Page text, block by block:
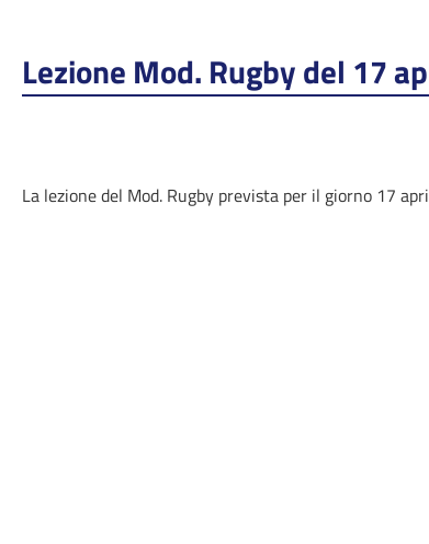
Lezione Mod. Rugby del 17
La lezione del Mod. Rugby prevista per il giorno 17